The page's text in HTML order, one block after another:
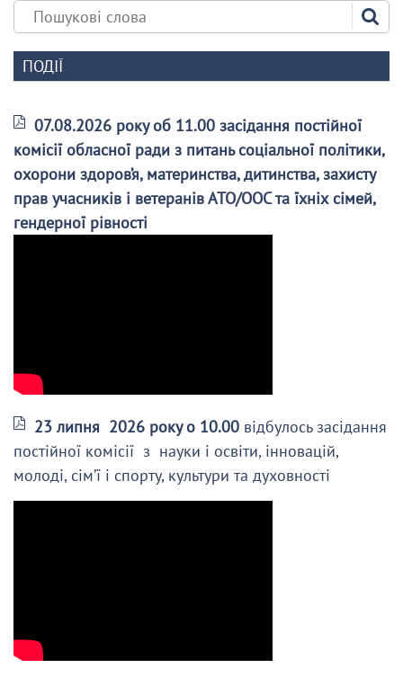
ПОДІЇ
07.08.2026 року об 11.00 засідання постійної
комісії обласної ради з питань соціальної політики,
охорони здоров’я, материнства, дитинства, захисту
прав учасників і ветеранів АТО/ООС та їхніх сімей,
гендерної рівності
23 липня 2026 року о 10.00 відбулось засідання
постійної комісії з науки і освіти, інновацій,
молоді, сім’ї і спорту, культури та духовності